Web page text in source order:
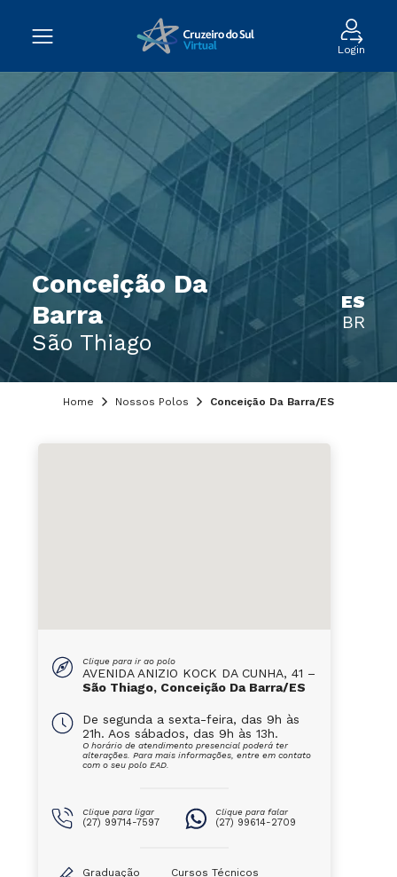
Login
Conceição Da
Barra
São Thiago
ES
BR
Home Nossos Polos Conceição Da Barra/ES
Clique para ir ao polo
AVENIDA ANIZIO KOCK DA CUNHA, 41 –
São Thiago, Conceição Da Barra/ES
De segunda a sexta-feira, das 9h às
21h. Aos sábados, das 9h às 13h.
O horário de atendimento presencial poderá ter
alterações. Para mais informações, entre em contato
com o seu polo EAD.
Clique para ligar
(27) 99714-7597
Clique para falar
(27) 99614-2709
Graduação
Cursos Técnicos